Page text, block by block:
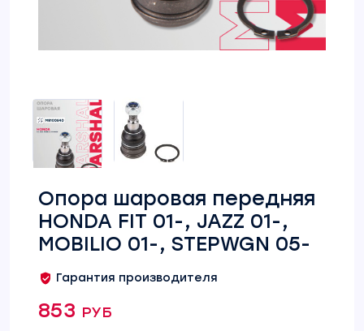
Опора шаровая передняя
HONDA FIT 01-, JAZZ 01-,
MOBILIO 01-, STEPWGN 05-
Гарантия производителя
853 руб